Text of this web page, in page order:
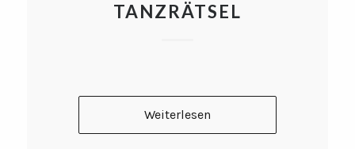
TANZRÄTSEL
Weiterlesen